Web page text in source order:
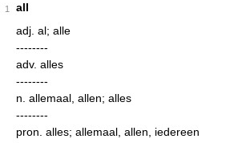
1
all
adj. al; alle
--------
adv. alles
--------
n. allemaal, allen; alles
--------
pron. alles; allemaal, allen, iedereen